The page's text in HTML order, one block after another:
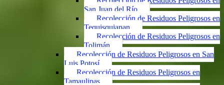
San Juan del Río
Recolección de Residuos Peligrosos en
Tequisquiapan
Recolección de Residuos Peligrosos en
Tolimán
Recolección de Residuos Peligrosos en San
Luis Potosí
Recolección de Residuos Peligrosos en
Tamaulipas